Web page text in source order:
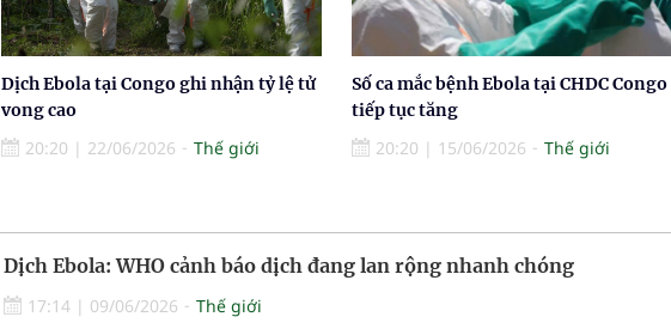
Dịch Ebola tại Congo ghi nhận tỷ lệ tử
vong cao
20:20 | 22/06/2026 Thế giới
Số ca mắc bệnh Ebola tại CHDC Congo
tiếp tục tăng
20:20 | 15/06/2026 Thế giới
Dịch Ebola: WHO cảnh báo dịch đang lan rộng nhanh chóng
17:14 | 09/06/2026
Thế giới